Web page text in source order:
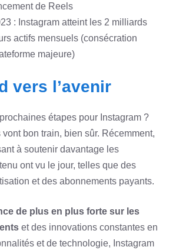
de Reels
: Instagram atteint les 2 milliards
actifs mensuels (consécration
majeure)
vers l’avenir
étapes pour Instagram ?
bon train, bien sûr. Récemment,
à soutenir davantage les
ont vu le jour, telles que des
et des abonnements payants.
de plus en plus forte sur les
et des innovations constantes en
et de technologie, Instagram